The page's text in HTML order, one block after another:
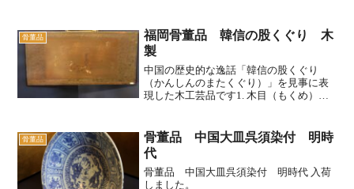
**威し糸（おどしいと）**で幾重にもつ
なぎ合わせる構造（小...
骨董品
福岡骨董品 韓信の股くぐり 木
製
中国の歴史的な逸話「韓信の股くぐり
（かんしんのまたくぐり）」を見事に表
現した木工芸品です1. 木目（もくめ）が
な風景の一部として機能しています。横
に流れるような木目が、...
骨董品
骨董品 中国大皿呉須染付 明時
代
骨董品 中国大皿呉須染付 明時代 入荷
しました。